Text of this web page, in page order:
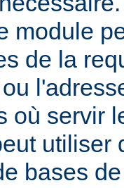
module
de la
où servir
utiliser
bases